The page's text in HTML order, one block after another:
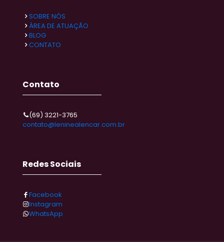
SOBRE NÓS
ÁREA DE ATUAÇÃO
BLOG
CONTATO
Contato
(69) 3221-3765
contato@leninealencar.com.br
Redes Sociais
Facebook
Instagram
WhatsApp